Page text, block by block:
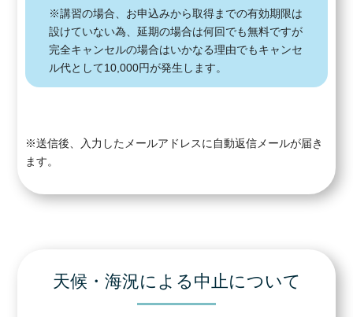
※講習の場合、お申込みから取得までの有効期限は
設けていない為、延期の場合は何回でも無料ですが
完全キャンセルの場合はいかなる理由でもキャンセ
ル代として10,000円が発生します。
※送信後、入力したメールアドレスに自動返信メールが届き
ます。
天候・海況による中止について